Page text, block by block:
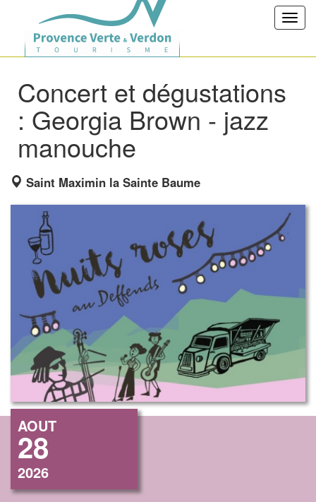
Concert et dégustations
: Georgia Brown - jazz
manouche
Saint Maximin la Sainte Baume
AOUT
28
2026